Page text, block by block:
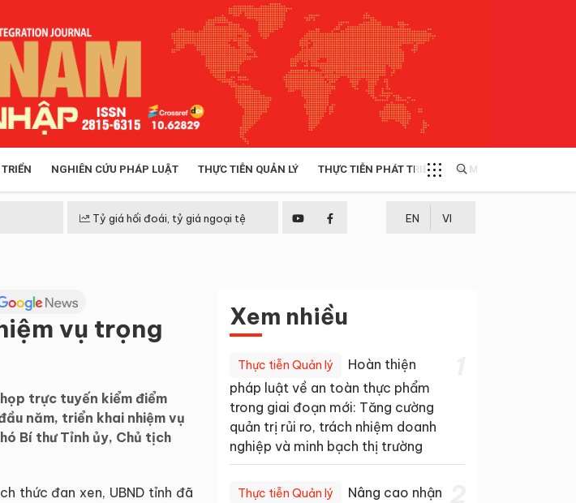
NGHIÊN CỨU PHÁP LUẬT THỰC TIỄN QUẢN LÝ THỰC TIỄN PHÁT TRIỂN MULTIMEDIA
Tỷ giá hối đoái, tỷ giá ngoại tệ EN VI
vụ trọng
trực tuyến kiểm điểm
năm, triển khai nhiệm vụ
Bí thư Tỉnh ủy, Chủ tịch
thức đan xen, UBND tỉnh đã
Xem nhiều
Thực tiễn Quản lý
Hoàn thiện
pháp luật về an toàn thực phẩm
trong giai đoạn mới: Tăng cường
quản trị rủi ro, trách nhiệm doanh
nghiệp và minh bạch thị trường
Thực tiễn Quản lý
Nâng cao nhận